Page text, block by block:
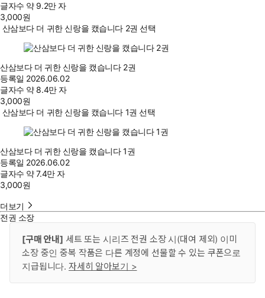
글자수 약 9.2만 자
3,000원
산삼보다 더 귀한 신랑을 캤습니다 2권 선택
산삼보다 더 귀한 신랑을 캤습니다 2권
등록일 2026.06.02
글자수 약 8.4만 자
3,000원
산삼보다 더 귀한 신랑을 캤습니다 1권 선택
산삼보다 더 귀한 신랑을 캤습니다 1권
등록일 2026.06.02
글자수 약 7.4만 자
3,000원
더보기
전권 소장
[구매 안내] 세트 또는 시리즈 전권 소장 시(대여 제외) 이미
소장 중인 중복 작품은 다른 계정에 선물할 수 있는 쿠폰으로
지급됩니다. 자세히 알아보기 >